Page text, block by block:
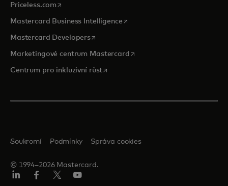
Priceless.com opens in a new tab
Mastercard Business Intelligenceopens in a new tab
Mastercard Developersopens in a new tab
Marketingové centrum Mastercardopens in a new tab
Centrum pro inkluzivní růstopens in a new tab
© 1994–2026 Mastercard.
Soukromí Podmínky Správa cookies